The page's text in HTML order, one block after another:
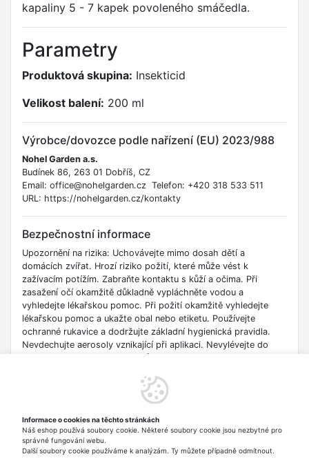
kapaliny 5 - 7 kapek povoleného smáčedla.
Parametry
Produktová skupina: Insekticid
Velikost balení: 200 ml
Výrobce/dovozce podle nařízení (EU) 2023/988
Nohel Garden a.s.
Budínek 86, 263 01 Dobříš, CZ
Email: office@nohelgarden.cz Telefon: +420 318 533 511
URL: https://nohelgarden.cz/kontakty
Bezpečnostní informace
Upozornění na rizika: Uchovávejte mimo dosah dětí a
domácích zvířat. Hrozí riziko požití, které může vést k
zažívacím potížím. Zabraňte kontaktu s kůží a očima. Při
zasažení očí okamžitě důkladně vypláchněte vodou a
vyhledejte lékařskou pomoc. Při požití okamžitě vyhledejte
lékařskou pomoc a ukažte obal nebo etiketu. Používejte
ochranné rukavice a dodržujte základní hygienická pravidla.
Nevdechujte aerosoly vznikající při aplikaci. Nevylévejte do
o přípravku. Varování dle EU směrnic: Produkt je biocidní
přípravek a podléhá nařízení (EU) č. 528/2012 o dodávání
o klasifikaci, označování a balení látek a směsí. Věkové
omezení: Produkt není určen pro děti. S produktem by měly
manipulovat pouze dospělé osoby.
Informace o cookies na těchto stránkách
Náš eshop používá soubory cookie. Některé soubory cookie jsou nezbytné pro
správné fungování webu.
Další soubory cookie používáme k analýzám. Ty můžete případně odmítnout.